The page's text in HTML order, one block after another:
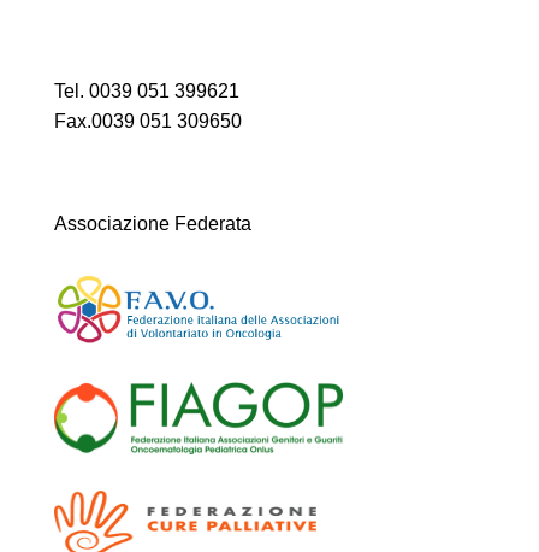
Tel. 0039 051 399621
Fax.0039 051 309650
Associazione Federata